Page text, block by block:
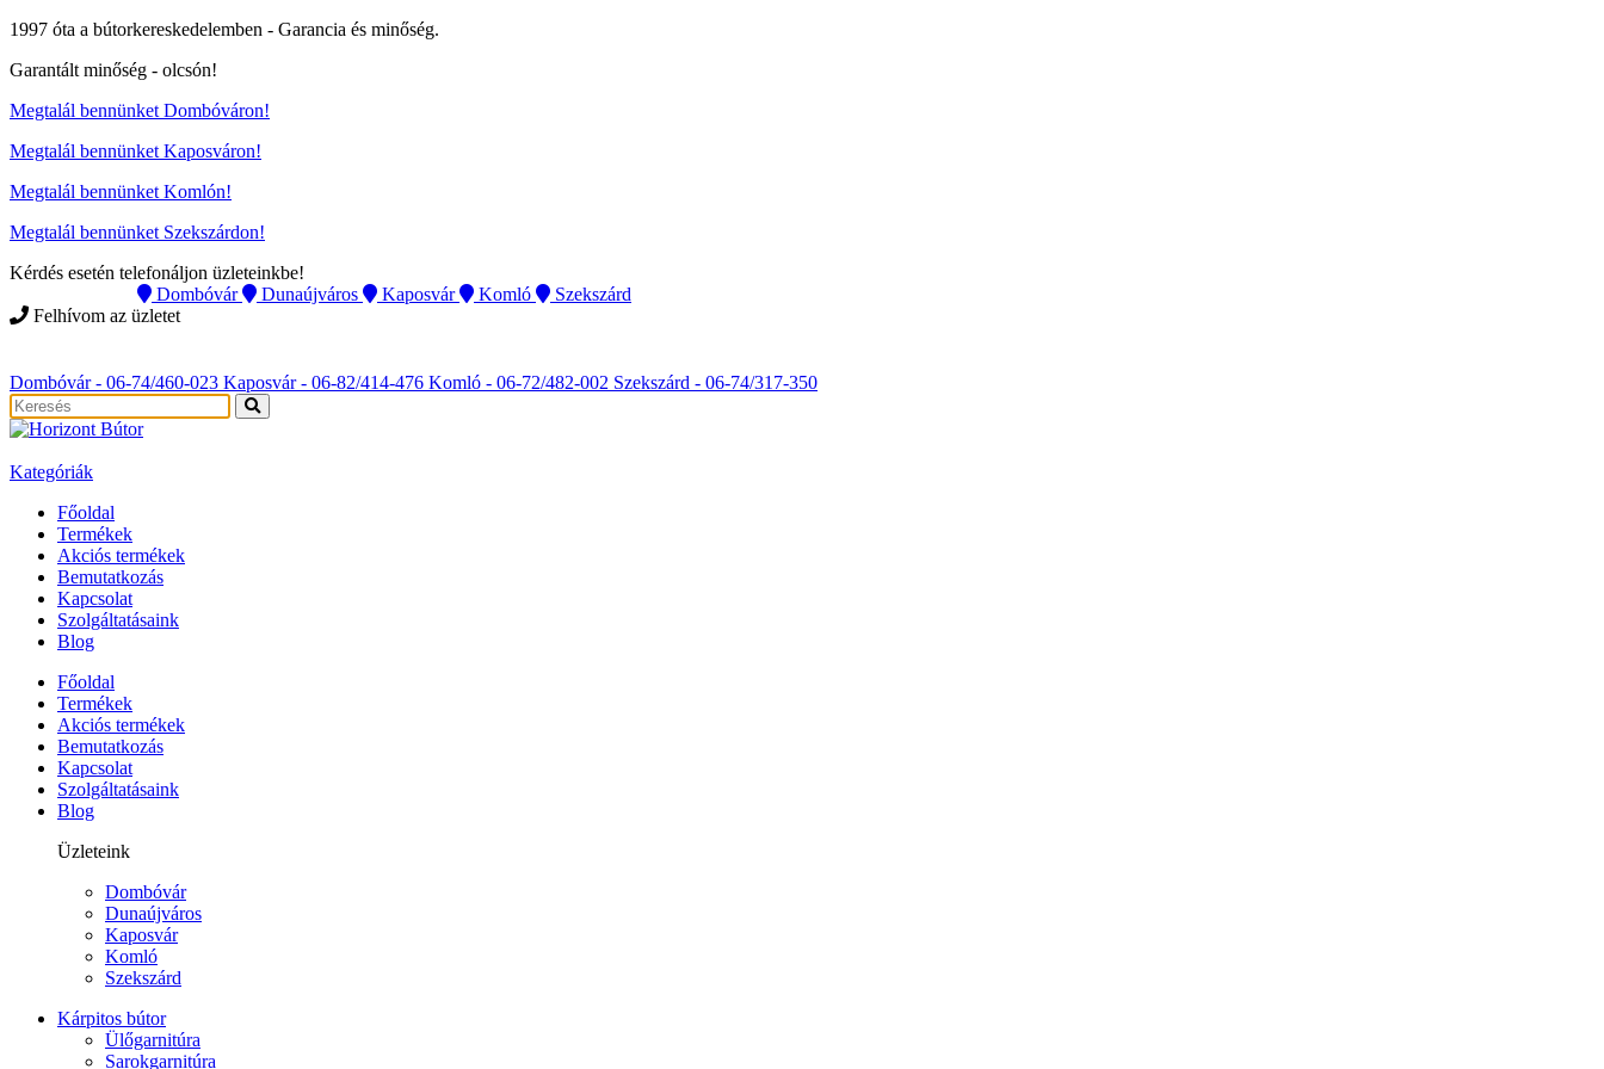
1997 óta a bútorkereskedelemben - Garancia és minőség.
Garantált minőség - olcsón!
Megtalál bennünket Dombóváron!
Megtalál bennünket Kaposváron!
Megtalál bennünket Komlón!
Megtalál bennünket Szekszárdon!
Kérdés esetén telefonáljon üzleteinkbe!
Dombóvár Dunaújváros Kaposvár Komló
Szekszárd
Felhívom az üzletet
Dombóvár - 06-74/460-023 Kaposvár - 06-82/414-476 Komló - 06-72/482-002 Szekszárd - 06-74/317-350
Kategóriák
Főoldal
Termékek
Akciós termékek
Bemutatkozás
Kapcsolat
Szolgáltatásaink
Blog
Főoldal
Termékek
Akciós termékek
Bemutatkozás
Kapcsolat
Szolgáltatásaink
Blog
Üzleteink
Dombóvár
Dunaújváros
Kaposvár
Komló
Szekszárd
Kárpitos bútor
Ülőgarnitúra
Sarokgarnitúra